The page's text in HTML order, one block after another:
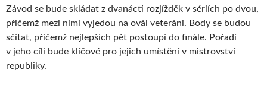
Závod se bude skládat z dvanácti rozjížděk v sériích po dvou,
přičemž mezi nimi vyjedou na ovál veteráni. Body se budou
sčítat, přičemž nejlepších pět postoupí do finále. Pořadí
v jeho cíli bude klíčové pro jejich umístění v mistrovství
republiky.